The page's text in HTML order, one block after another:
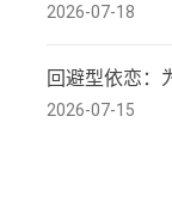
2026-07-18
回避型依恋：
2026-07-15